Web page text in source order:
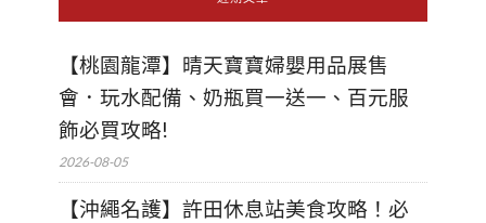
【桃園龍潭】晴天寶寶婦嬰用品展售
會．玩水配備、奶瓶買一送一、百元服
飾必買攻略!
2026-08-05
【沖繩名護】許田休息站美食攻略！必